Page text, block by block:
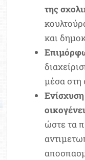
της
και
μέσα στη
ώστε τα